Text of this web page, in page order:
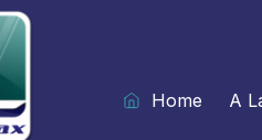
Ir
para
o
conteúdo
Home
A